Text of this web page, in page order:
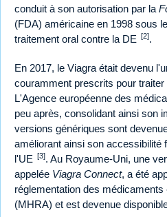
conduit à son autorisation par la
(FDA) américaine en 1998 sous
traitement oral contre la DE [2].
En 2017, le Viagra était devenu
couramment prescrits pour
L'Agence européenne des
peu après, consolidant ainsi son
versions génériques sont
améliorant ainsi son accessibilité
l'UE [3]. Au Royaume-Uni, une
appelée Viagra Connect, a été
réglementation des
(MHRA) et est devenue